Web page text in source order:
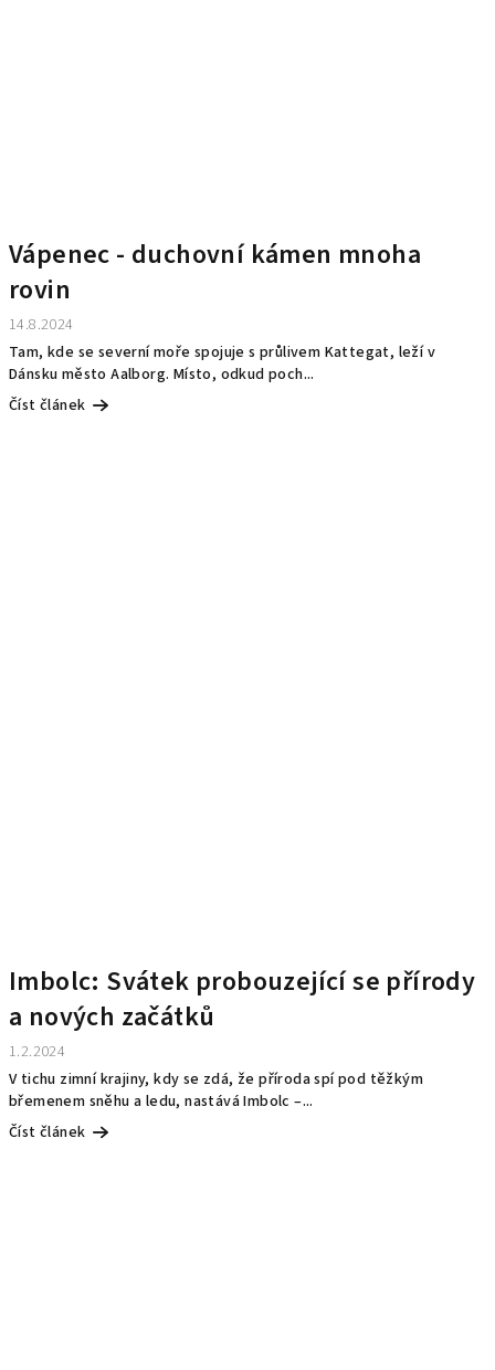
Vápenec - duchovní kámen mnoha
rovin
14.8.2024
Tam, kde se severní moře spojuje s průlivem Kattegat, leží v
Dánsku město Aalborg. Místo, odkud poch...
Číst článek
Imbolc: Svátek probouzející se přírody
a nových začátků
1.2.2024
V tichu zimní krajiny, kdy se zdá, že příroda spí pod těžkým
břemenem sněhu a ledu, nastává Imbolc –...
Číst článek